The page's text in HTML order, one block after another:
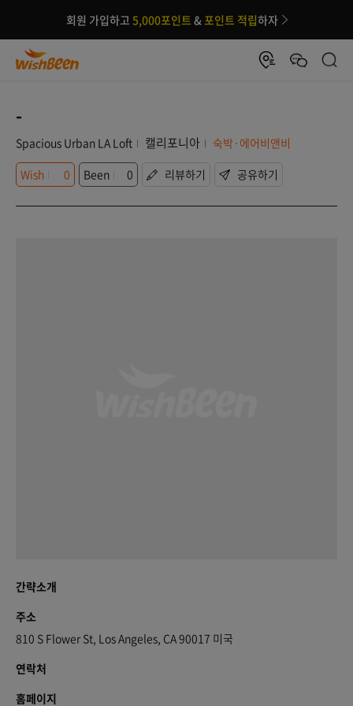
회원 가입하고 5,000포인트 &포인트 적립하자
-
Spacious Urban LA Loft 캘리포니아
숙박·에어비앤비
Wish
0 Been 0 리뷰하기 공유하기
간략소개
주소
810 S Flower St, Los Angeles, CA 90017 미국
연락처
홈페이지